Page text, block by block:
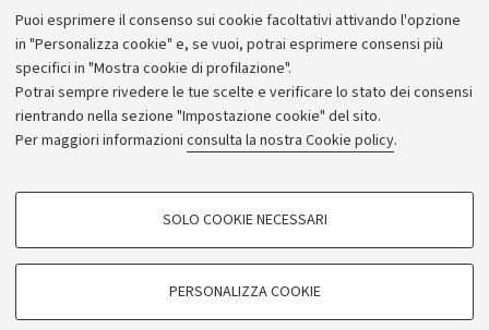
Puoi esprimere il consenso sui cookie facoltativi attivando l'opzione
in "Personalizza cookie" e, se vuoi, potrai esprimere consensi più
specifici in "Mostra cookie di profilazione".
Potrai sempre rivedere le tue scelte e verificare lo stato dei consensi
rientrando nella sezione "Impostazione cookie" del sito.
Per maggiori informazioni consulta la nostra Cookie policy.
COOKIE DI PROFILAZIONE - FACOLTATIVI
SOLO COOKIE NECESSARI
PERSONALIZZA COOKIE
Bandi, gare e concorsi
Albo online
Amministrazione trasparente
Atti di notifica
Informazioni sul sito e accessibilità
Dichiarazione di accessibilità
Privacy e note legali
Impostazioni Cookie